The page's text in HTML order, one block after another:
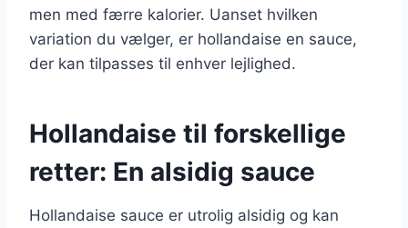
men med færre kalorier. Uanset hvilken
variation du vælger, er hollandaise en sauce,
der kan tilpasses til enhver lejlighed.
Hollandaise til forskellige
retter: En alsidig sauce
Hollandaise sauce er utrolig alsidig og kan